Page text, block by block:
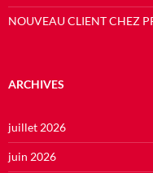
NOUVEAU CLIENT CHEZ
ARCHIVES
juillet 2026
juin 2026